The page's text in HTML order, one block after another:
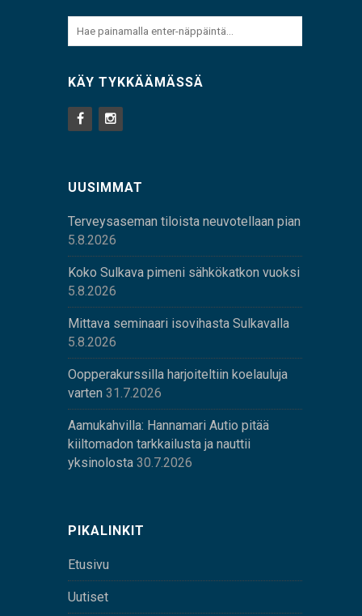
KÄY TYKKÄÄMÄSSÄ
UUSIMMAT
Terveysaseman tiloista neuvotellaan pian
5.8.2026
Koko Sulkava pimeni sähkökatkon vuoksi
5.8.2026
Mittava seminaari isovihasta Sulkavalla
5.8.2026
Oopperakurssilla harjoiteltiin koelauluja
varten 31.7.2026
Aamukahvilla: Hannamari Autio pitää
kiiltomadon tarkkailusta ja nauttii
yksinolosta 30.7.2026
PIKALINKIT
Etusivu
Uutiset